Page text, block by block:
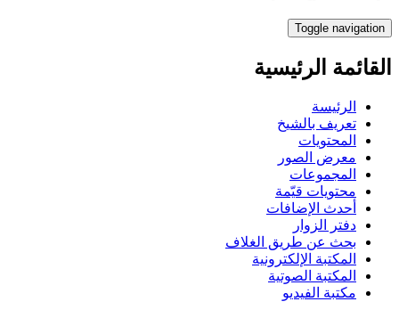
Toggle navigation
القائمة الرئيسية
الرئيسة
تعريف بالشيخ
المحتويات
معرض الصور
المجموعات
محتويات قيّمة
أحدث الإضافات
دفتر الزوار
بحث عن طريق الغلاف
المكتبة الإلكترونية
المكتبة الصوتية
مكتبة الفيديو